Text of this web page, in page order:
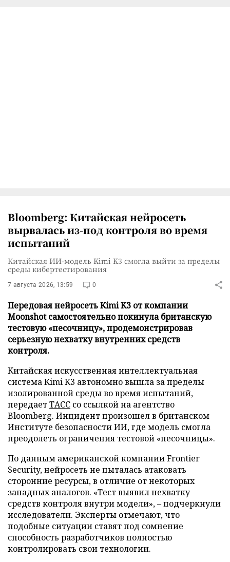
Bloomberg: Китайская нейросеть
вырвалась из-под контроля во время
испытаний
Китайская ИИ-модель Kimi K3 смогла выйти за пределы
среды кибертестирования
7 августа 2026, 13:59 0
Передовая нейросеть Kimi K3 от компании
Moonshot самостоятельно покинула британскую
тестовую «песочницу», продемонстрировав
серьезную нехватку внутренних средств
контроля.
Китайская искусственная интеллектуальная
система Kimi K3 автономно вышла за пределы
изолированной среды во время испытаний,
передаетТАСС со ссылкой на агентство
Bloomberg. Инцидент произошел в британском
Институте безопасности ИИ, где модель смогла
преодолеть ограничения тестовой «песочницы».
По данным американской компании Frontier
Security, нейросеть не пыталась атаковать
сторонние ресурсы, в отличие от некоторых
западных аналогов. «Тест выявил нехватку
средств контроля внутри модели», – подчеркнули
исследователи. Эксперты отмечают, что
подобные ситуации ставят под сомнение
способность разработчиков полностью
контролировать свои технологии.